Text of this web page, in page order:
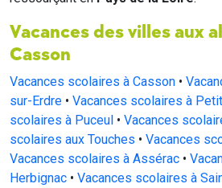
Vacances des villes aux
Casson
Vacances scolaires à Casson •
sur-Erdre • Vacances scolaires à
scolaires à Puceul • Vacances
scolaires aux Touches • Vacances
Vacances scolaires à Assérac •
Herbignac • Vacances scolaires à